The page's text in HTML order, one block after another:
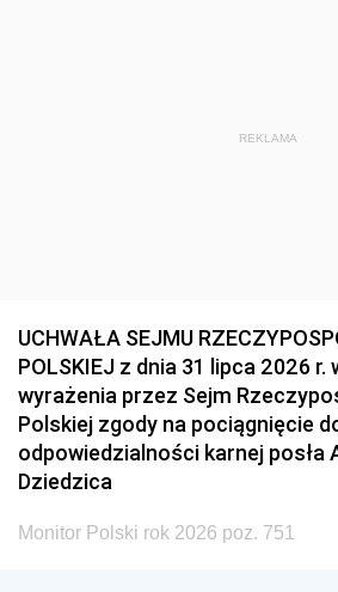
REKLAMA
UCHWAŁA SEJMU
POLSKIEJ z dnia 31 lipca 2026 r.
wyrażenia przez Sejm
Polskiej zgody na pociągnięcie
odpowiedzialności karnej posła
Dziedzica
Monitor Polski rok 2026 poz. 751